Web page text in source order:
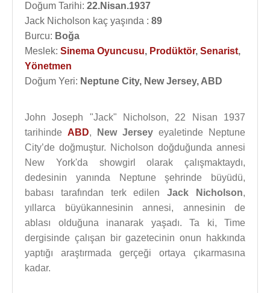
Doğum Tarihi: 22.Nisan.1937
Jack Nicholson kaç yaşında : 89
Burcu: Boğa
Meslek: Sinema Oyuncusu, Prodüktör, Senarist,
Yönetmen
Doğum Yeri: Neptune City, New Jersey, ABD
John Joseph "Jack" Nicholson, 22 Nisan 1937
tarihinde ABD, New Jersey eyaletinde Neptune
City’de doğmuştur. Nicholson doğduğunda annesi
New York'da showgirl olarak çalışmaktaydı,
dedesinin yanında Neptune şehrinde büyüdü,
babası tarafından terk edilenJack Nicholson,
yıllarca büyükannesinin annesi, annesinin de
ablası olduğuna inanarak yaşadı. Ta ki, Time
dergisinde çalışan bir gazetecinin onun hakkında
yaptığı araştırmada gerçeği ortaya çıkarmasına
kadar.